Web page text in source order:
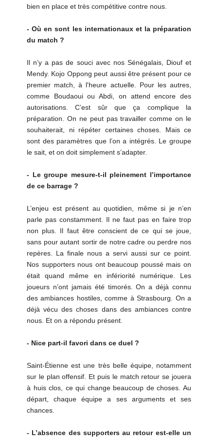
bien en place et très compétitive contre nous.
- Où en sont les internationaux et la préparation
du match ?
Il n’y a pas de souci avec nos Sénégalais, Diouf et
Mendy. Kojo Oppong peut aussi être présent pour ce
premier match, à l'heure actuelle. Pour les autres,
comme Boudaoui ou Abdi, on attend encore des
autorisations. C’est sûr que ça complique la
préparation. On ne peut pas travailler comme on le
souhaiterait, ni répéter certaines choses. Mais ce
sont des paramètres que l’on a intégrés. Le groupe
le sait, et on doit simplement s’adapter.
- Le groupe mesure-t-il pleinement l’importance
de ce barrage ?
L’enjeu est présent au quotidien, même si je n’en
parle pas constamment. Il ne faut pas en faire trop
non plus. Il faut être conscient de ce qui se joue,
sans pour autant sortir de notre cadre ou perdre nos
repères. La finale nous a servi aussi sur ce point.
Nos supporters nous ont beaucoup poussé mais on
était quand même en infériorité numérique. Les
joueurs n’ont jamais été timorés. On a déjà connu
des ambiances hostiles, comme à Strasbourg. On a
déjà vécu des choses dans des ambiances contre
nous. Et on a répondu présent.
- Nice part-il favori dans ce duel ?
Saint-Étienne est une très belle équipe, notamment
sur le plan offensif. Et puis le match retour se jouera
à huis clos, ce qui change beaucoup de choses. Au
départ, chaque équipe a ses arguments et ses
chances.
- L’absence des supporters au retour est-elle un